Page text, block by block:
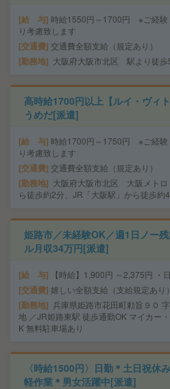
給 与 時給1550円～1700円 ※ご経験
り考慮致します
交通費 交通費全額支給（規定あり）
勤務地 大阪府大阪市北区 駅より徒歩
高時給1700円以上【ルイ・ヴィ
うめだ[派遣]
給 与 時給1700円～1750円 ※ご経験
り考慮致します
交通費 交通費全額支給（規定あり）
勤務地
大阪府大阪市北区 大阪メトロ
ら徒歩約2分、JR「大阪駅」から徒歩約
姫路市／未経験OK／週1日ノー
ル月収34万円[派遣]
給 与 【時給】1,900円 ～2,375円 ・
交通費 嬉しい全額支給（支給規定あり）
勤務地 兵庫県姫路市花田町勅旨９０
地 ／JR姫路東駅 徒歩通勤OK マイカー
K 無料駐車場あり
〈時給1500円〉日勤＊土日祝休
軽作業＊男女活躍中[派遣]